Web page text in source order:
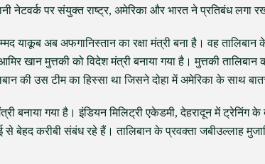
नेटवर्क पर संयुक्त राष्ट्र, अमेरिका और भारत ने प्रतिबंध लगा
याकूब अब अफगानिस्तान का रक्षा मंत्री बना है। वह तालिबान
खान मुत्तकी को विदेश मंत्री बनाया गया है। मुत्तकी
की उस टीम का हिस्सा था जिसने दोहा में अमेरिका के साथ
बनाया गया है। इंडियन मिलिट्री एकेडमी, देहरादून में ट्रेनिंग
करीबी संबंध रहे हैं। तालिबान के प्रवक्ता जबीउल्लाह